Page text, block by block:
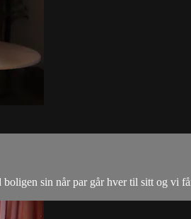
sin når par går hver til sitt og vi